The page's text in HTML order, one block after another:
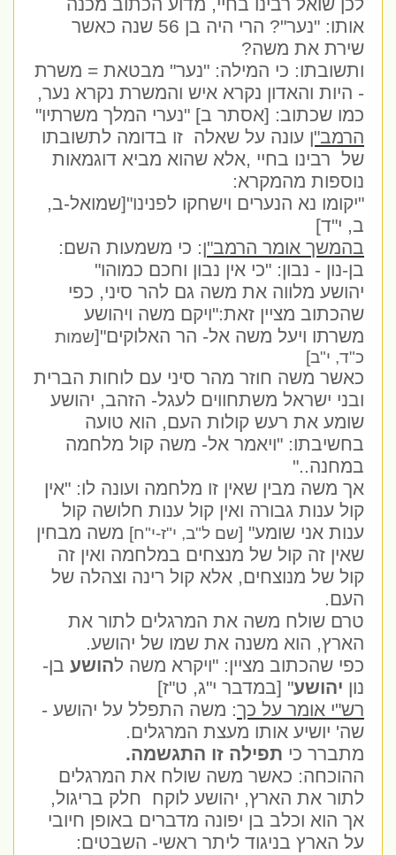
לכן שואל רבינו בחיי, מדוע הכתוב מכנה
אותו: "נער"? הרי היה בן 56 שנה כאשר
שירת את משה?
ותשובתו: כי המילה: "נער" מבטאת = משרת
- היות והאדון נקרא איש והמשרת נקרא נער,
כמו שכתוב: [אסתר ב] "נערי המלך משרתיו"
הרמב"ןעונה על שאלה זו בדומה לתשובתו
של רבינו בחיי ,אלא שהוא מביא דוגמאות
נוספות מהמקרא:
"יקומו נא הנערים וישחקו לפנינו"[שמואל-ב,
ב, י"ד]
בהמשך אומר הרמב"ן: כי משמעות השם:
בן-נון - נבון: "כי אין נבון וחכם כמוהו"
יהושע מלווה את משה גם להר סיני, כפי
שהכתוב מציין זאת:"ויקם משה ויהושע
משרתו ויעל משה אל- הר האלוקים"[שמות
כ"ד, י"ב]
כאשר משה חוזר מהר סיני עם לוחות הברית
ובני ישראל משתחווים לעגל- הזהב, יהושע
שומע את רעש קולות העם, הוא טועה
בחשיבתו: "ויאמר אל- משה קול מלחמה
במחנה.."
אך משה מבין שאין זו מלחמה ועונה לו: "אין
קול ענות גבורה ואין קול ענות חלושה קול
ענות אני שומע"[שם ל"ב, י"ז-י"ח]משה מבחין
שאין זה קול של מנצחים במלחמה ואין זה
קול של מנוצחים, אלא קול רינה וצהלה של
העם.
טרם שולח משה את המרגלים לתור את
הארץ, הוא משנה את שמו של יהושע.
כפי שהכתוב מציין: "ויקרא משה ל הושעבן-
נוןיהושע" [במדבר י"ג, ט"ז]
רש"י אומר על כך: משה התפלל על יהושע -
שה' יושיע אותו מעצת המרגלים.
מתברר כיתפילה זו התגשמה.
ההוכחה: כאשר משה שולח את המרגלים
לתור את הארץ, יהושע לוקח חלק בריגול,
אך הוא וכלב בן יפונה מדברים באופן חיובי
על הארץ בניגוד ליתר ראשי- השבטים: